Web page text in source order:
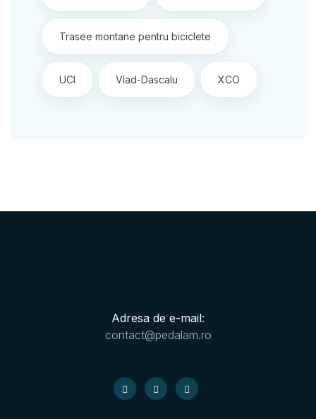
Trasee montane pentru biciclete
UCI Vlad-Dascalu XCO
Adresa de e-mail:
contact@pedalam.ro